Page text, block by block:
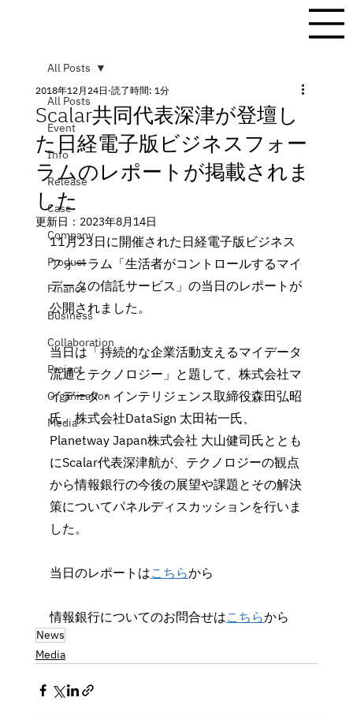
All Posts
Event
Info
Release
Case
Company
Product
Finance
Business
Collaboration
Project
Organization
Media
All Posts
Scalar共同代表深津が登壇し
た日経電子版ビジネスフォー
ラムのレポートが掲載されま
した
2018年12月24日 読了時間: 1分
更新日： 2023年8月14日
11月23日に開催された日経電子版ビジネス
フォーラム「生活者がコントロールするマイ
データの信託サービス」の当日のレポートが
公開されました。
当日は「持続的な企業活動支えるマイデータ
流通とテクノロジー」と題して、株式会社マ
イデータ・インテリジェンス取締役森田弘昭
氏、株式会社DataSign 太田祐一氏、
Planetway Japan株式会社 大山健司氏ととも
にScalar代表深津航が、テクノロジーの観点
から情報銀行の今後の展望や課題とその解決
策についてパネルディスカッションを行いま
した。
当日のレポートはこちらから
情報銀行についてのお問合せはこちらから
News
Media